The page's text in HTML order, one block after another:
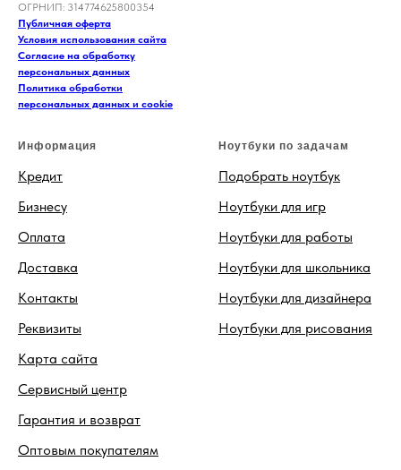
ОГРНИП: 314774625800354
Публичная оферта
Условия использования сайта
Согласие на обработку
персональных данных
Политика обработки
персональных данных и cookie
Информация
Кредит
Бизнесу
Оплата
Доставка
Контакты
Реквизиты
Карта сайта
Сервисный центр
Гарантия и возврат
Оптовым покупателям
Ноутбуки по задачам
Подобрать ноутбук
Ноутбуки для игр
Ноутбуки для работы
Ноутбуки для школьника
Ноутбуки для дизайнера
Ноутбуки для рисования